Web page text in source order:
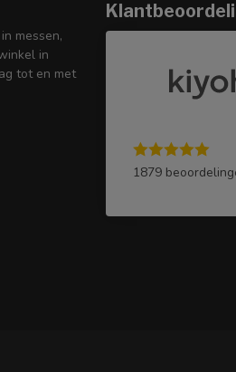
messen,
in
tot en met
1879